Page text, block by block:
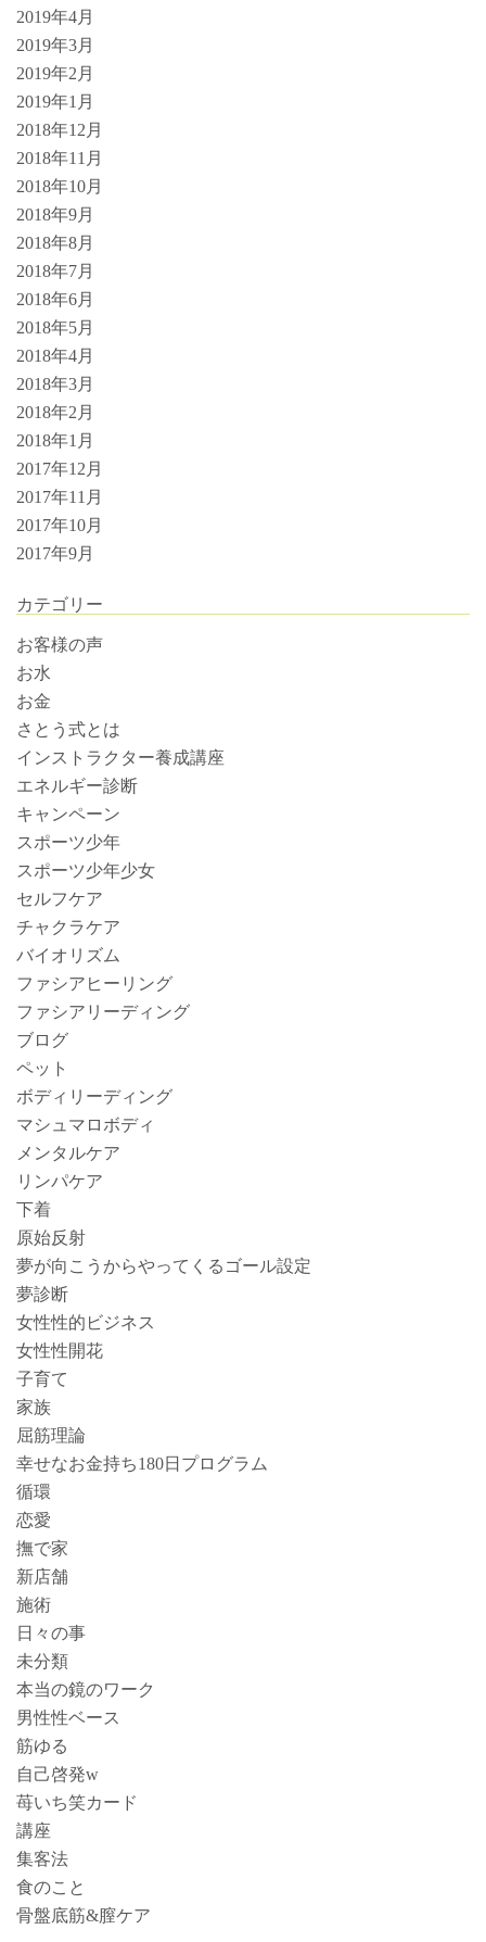
2019年4月
2019年3月
2019年2月
2019年1月
2018年12月
2018年11月
2018年10月
2018年9月
2018年8月
2018年7月
2018年6月
2018年5月
2018年4月
2018年3月
2018年2月
2018年1月
2017年12月
2017年11月
2017年10月
2017年9月
カテゴリー
お客様の声
お水
お金
さとう式とは
インストラクター養成講座
エネルギー診断
キャンペーン
スポーツ少年
スポーツ少年少女
セルフケア
チャクラケア
バイオリズム
ファシアヒーリング
ファシアリーディング
ブログ
ペット
ボディリーディング
マシュマロボディ
メンタルケア
リンパケア
下着
原始反射
夢が向こうからやってくるゴール設定
夢診断
女性性的ビジネス
女性性開花
子育て
家族
屈筋理論
幸せなお金持ち180日プログラム
循環
恋愛
撫で家
新店舗
施術
日々の事
未分類
本当の鏡のワーク
男性性ベース
筋ゆる
自己啓発w
苺いち笑カード
講座
集客法
食のこと
骨盤底筋&膣ケア